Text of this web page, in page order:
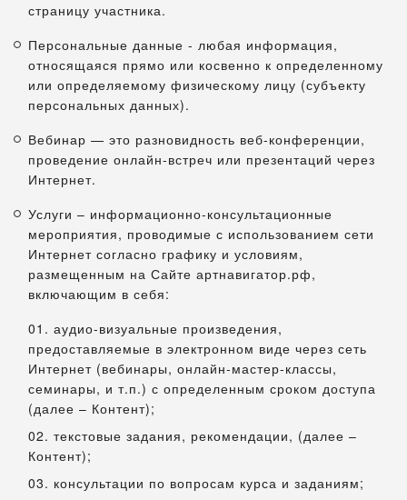
страницу участника.
Персональные данные - любая информация,
относящаяся прямо или косвенно к определенному
или определяемому физическому лицу (субъекту
персональных данных).
Вебинар — это разновидность веб-конференции,
проведение онлайн-встреч или презентаций через
Интернет.
Услуги – информационно-консультационные
мероприятия, проводимые с использованием сети
Интернет согласно графику и условиям,
размещенным на Сайте артнавигатор.рф,
включающим в себя:
01. аудио-визуальные произведения,
предоставляемые в электронном виде через сеть
Интернет (вебинары, онлайн-мастер-классы,
семинары, и т.п.) с определенным сроком доступа
(далее – Контент);
02. текстовые задания, рекомендации, (далее –
Контент);
03. консультации по вопросам курса и заданиям;